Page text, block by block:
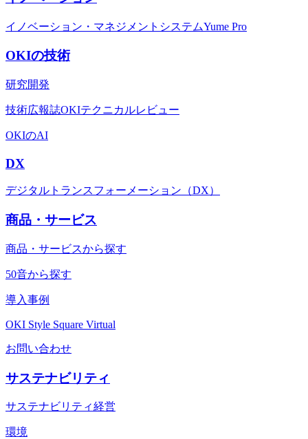
イノベーション・マネジメントシステムYume Pro
OKIの技術
研究開発
技術広報誌OKIテクニカルレビュー
OKIのAI
DX
デジタルトランスフォーメーション（DX）
商品・サービス
商品・サービスから探す
50音から探す
導入事例
OKI Style Square Virtual
お問い合わせ
サステナビリティ
サステナビリティ経営
環境